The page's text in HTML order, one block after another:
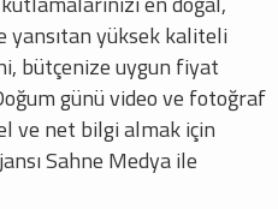
yüksek kaliteli
bütçenize uygun fiyat
günü video ve fotoğraf
ve net bilgi almak için
Sahne Medya ile